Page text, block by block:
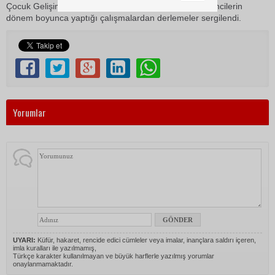
Çocuk Gelişimi Programı temel tasarım dersinde öğrencilerin
dönem boyunca yaptığı çalışmalardan derlemeler sergilendi.
Yorumlar
UYARI: Küfür, hakaret, rencide edici cümleler veya imalar, inançlara saldırı içeren,
imla kuralları ile yazılmamış,
Türkçe karakter kullanılmayan ve büyük harflerle yazılmış yorumlar
onaylanmamaktadır.